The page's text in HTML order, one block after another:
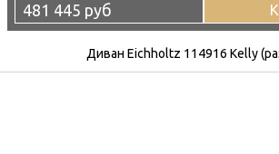
481 445 руб
Диван Eichholtz 114916 Kelly